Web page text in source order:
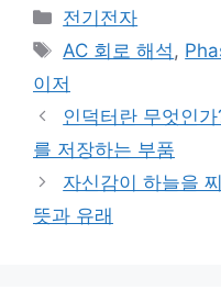
카
테
리
전기전자
태
그
AC 회로 해석 ,
이저
인덕터란 무엇인
를 저장하는 부품
자신감이 하늘을
뜻과 유래